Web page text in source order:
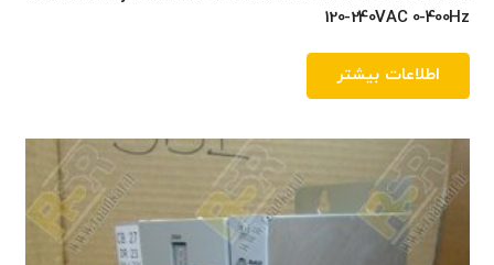
120-240VAC 0-400Hz
اطلاعات بیشتر